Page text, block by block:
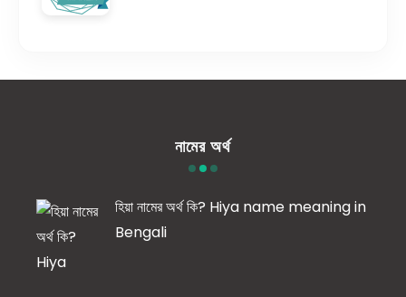
নামের অর্থ
হিয়া নামের অর্থ কি? Hiya name meaning in
Bengali